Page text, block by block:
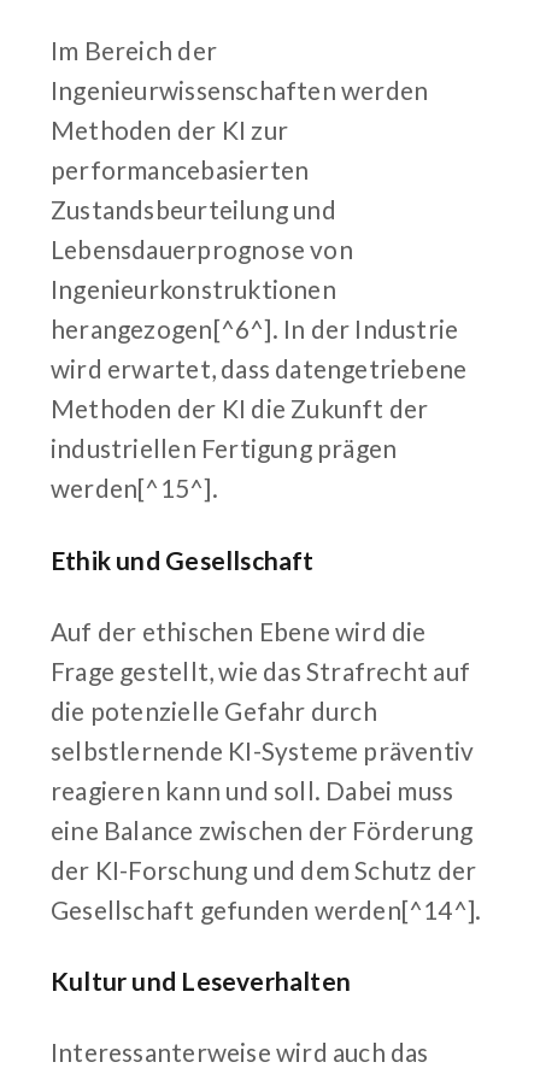
Im Bereich der
Ingenieurwissenschaften werden
Methoden der KI zur
performancebasierten
Zustandsbeurteilung und
Lebensdauerprognose von
Ingenieurkonstruktionen
herangezogen[^6^]. In der Industrie
wird erwartet, dass datengetriebene
Methoden der KI die Zukunft der
industriellen Fertigung prägen
werden[^15^].
Ethik und Gesellschaft
Auf der ethischen Ebene wird die
Frage gestellt, wie das Strafrecht auf
die potenzielle Gefahr durch
selbstlernende KI-Systeme präventiv
reagieren kann und soll. Dabei muss
eine Balance zwischen der Förderung
der KI-Forschung und dem Schutz der
Gesellschaft gefunden werden[^14^].
Kultur und Leseverhalten
Interessanterweise wird auch das